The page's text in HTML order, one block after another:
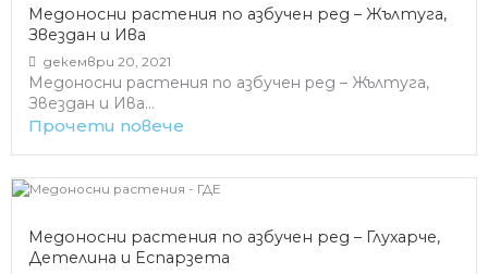
Медоносни растения по азбучен ред – Жълтуга,
Звездан и Ива
декември 20, 2021
Медоносни растения по азбучен ред – Жълтуга,
Звездан и Ива...
Прочети повече
Медоносни растения по азбучен ред – Глухарче,
Детелина и Еспарзета